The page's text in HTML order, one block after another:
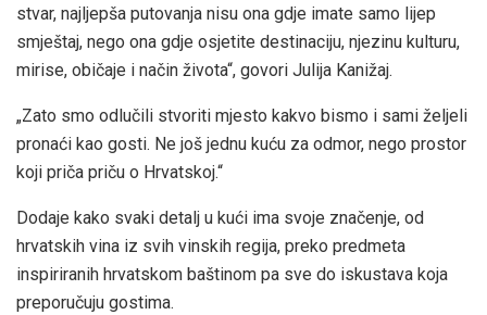
stvar, najljepša putovanja nisu ona gdje imate samo lijep
smještaj, nego ona gdje osjetite destinaciju, njezinu kulturu,
mirise, običaje i način života“, govori Julija Kanižaj.
„Zato smo odlučili stvoriti mjesto kakvo bismo i sami željeli
pronaći kao gosti. Ne još jednu kuću za odmor, nego prostor
koji priča priču o Hrvatskoj.“
Dodaje kako svaki detalj u kući ima svoje značenje, od
hrvatskih vina iz svih vinskih regija, preko predmeta
inspiriranih hrvatskom baštinom pa sve do iskustava koja
preporučuju gostima.